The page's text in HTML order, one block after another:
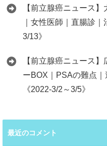
【前立腺癌ニュース
｜女性医師｜直腸診
3/13》
【前立腺癌ニュース
ーBOX｜PSAの難点
《2022-3/2～3/5》
最近のコメント